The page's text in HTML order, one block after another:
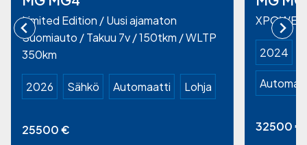
Limited Edition / Uusi ajamaton
Suomiauto / Takuu 7v / 150tkm / WLTP
350km
2026 Sähkö Automaatti Lohja
25500€
XPOWER
2024
32500€